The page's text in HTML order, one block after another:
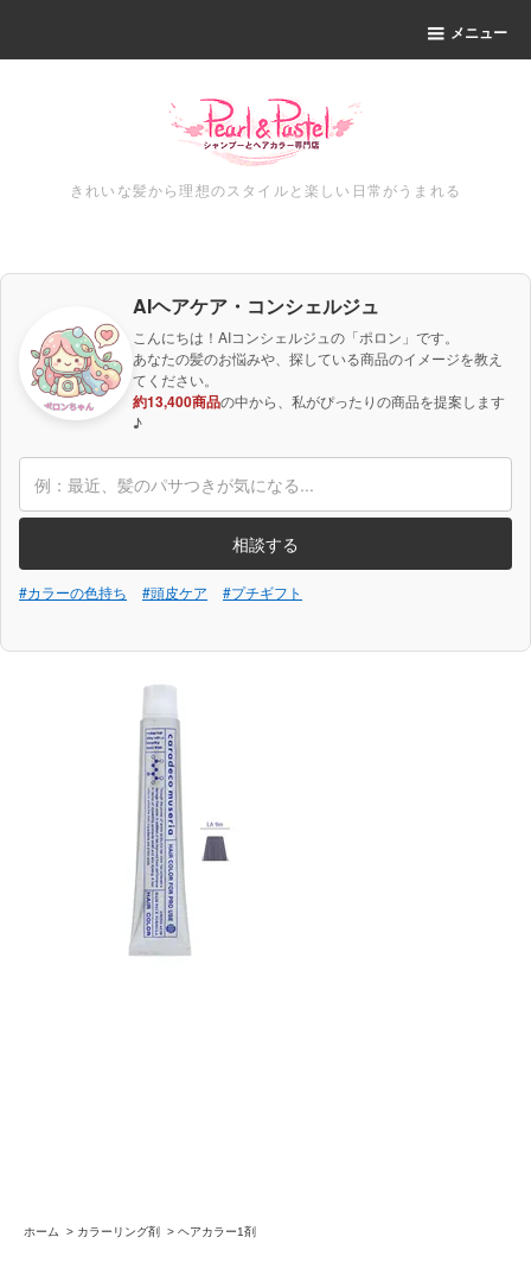
メニュー
きれいな髪から理想のスタイルと楽しい日常がうまれる
AIヘアケア・コンシェルジュ
こんにちは！AIコンシェルジュの「ポロン」です。
あなたの髪のお悩みや、探している商品のイメージを教え
てください。
約13,400商品の中から、私がぴったりの商品を提案します
♪
相談する
#カラーの色持ち #頭皮ケア #プチギフト
ホーム > カラーリング剤 > ヘアカラー1剤